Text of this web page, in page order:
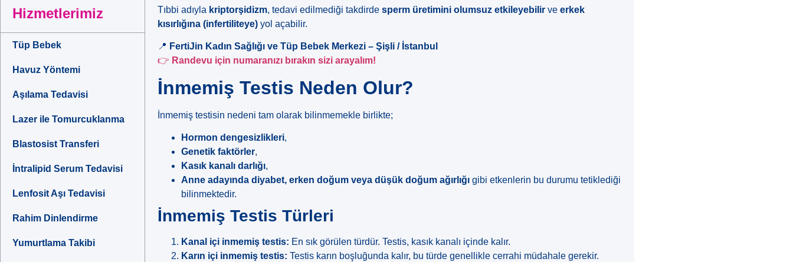
Hizmetlerimiz
Tüp Bebek
Havuz Yöntemi
Aşılama Tedavisi
Lazer ile Tomurcuklanma
Blastosist Transferi
İntralipid Serum Tedavisi
Lenfosit Aşı Tedavisi
Rahim Dinlendirme
Yumurtlama Takibi
Tıbbi adıyla kriptorşidizm, tedavi edilmediği takdirdesperm üretimini olumsuz etkileyebilir veerkek
kısırlığına (infertiliteye) yol açabilir.
📍 FertiJin Kadın Sağlığı ve Tüp Bebek Merkezi – Şişli / İstanbul
👉 Randevu için numaranızı bırakın sizi arayalım!
İnmemiş Testis Neden Olur?
İnmemiş testisin nedeni tam olarak bilinmemekle birlikte;
Hormon dengesizlikleri,
Genetik faktörler,
Kasık kanalı darlığı,
Anne adayında diyabet, erken doğum veya düşük doğum ağırlığı gibi etkenlerin bu durumu tetiklediği
bilinmektedir.
İnmemiş Testis Türleri
Kanal içi inmemiş testis: En sık görülen türdür. Testis, kasık kanalı içinde kalır.
Karın içi inmemiş testis: Testis karın boşluğunda kalır, bu türde genellikle cerrahi müdahale gerekir.